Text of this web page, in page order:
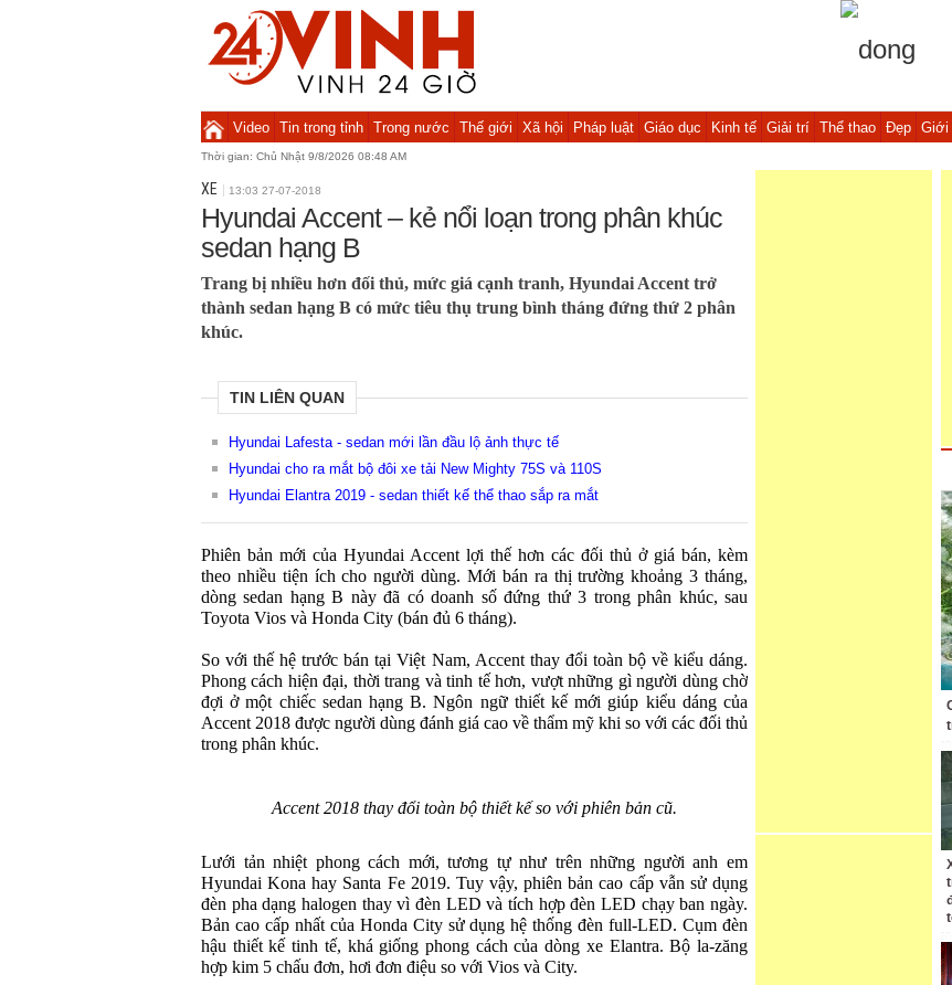
Video Tin trong tỉnh Trong nước Thế giới Xã hội Pháp luật Giáo dục Kinh tế Giải trí Thể thao Đẹp Giới
Thời gian: Chủ Nhật 9/8/2026 08:48 AM
XE 13:03 27-07-2018
Hyundai Accent – kẻ nổi loạn trong phân khúc
sedan hạng B
Trang bị nhiều hơn đối thủ, mức giá cạnh tranh, Hyundai Accent trở
thành sedan hạng B có mức tiêu thụ trung bình tháng đứng thứ 2 phân
khúc.
TIN LIÊN QUAN
Hyundai Lafesta - sedan mới lần đầu lộ ảnh thực tế
Hyundai cho ra mắt bộ đôi xe tải New Mighty 75S và 110S
Hyundai Elantra 2019 - sedan thiết kế thể thao sắp ra mắt
Phiên bản mới của Hyundai Accent lợi thế hơn các đối thủ ở giá bán, kèm
theo nhiều tiện ích cho người dùng. Mới bán ra thị trường khoảng 3 tháng,
dòng sedan hạng B này đã có doanh số đứng thứ 3 trong phân khúc, sau
Toyota Vios và Honda City (bán đủ 6 tháng).
So với thế hệ trước bán tại Việt Nam, Accent thay đổi toàn bộ về kiểu dáng.
Phong cách hiện đại, thời trang và tinh tế hơn, vượt những gì người dùng chờ
đợi ở một chiếc sedan hạng B. Ngôn ngữ thiết kế mới giúp kiểu dáng của
Accent 2018 được người dùng đánh giá cao về thẩm mỹ khi so với các đối thủ
trong phân khúc.
Accent 2018 thay đổi toàn bộ thiết kế so với phiên bản cũ.
Lưới tản nhiệt phong cách mới, tương tự như trên những người anh em
Hyundai Kona hay Santa Fe 2019. Tuy vậy, phiên bản cao cấp vẫn sử dụng
đèn pha dạng halogen thay vì đèn LED và tích hợp đèn LED chạy ban ngày.
Bản cao cấp nhất của Honda City sử dụng hệ thống đèn full-LED. Cụm đèn
hậu thiết kế tinh tế, khá giống phong cách của dòng xe Elantra. Bộ la-zăng
hợp kim 5 chấu đơn, hơi đơn điệu so với Vios và City.